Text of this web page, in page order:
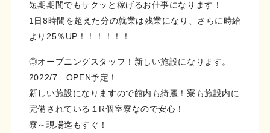
短期期間でもサクッと稼げるお仕事になります！
1日8時間を超えた分の就業は残業になり、さらに時給
より25％UP！！！！！！
◎オープニングスタッフ！新しい施設になります。
2022/7 OPEN予定！
新しい施設になりますので館内も綺麗！寮も施設内に
完備されている１R個室寮なので安心！
寮～現場迄もすぐ！